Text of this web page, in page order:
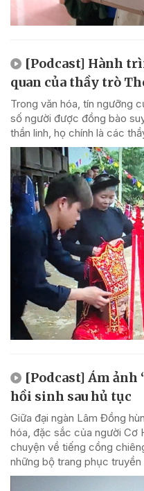
[Podcast] Hành
quan của thầy trò
Trong văn hóa, tín ngưỡng
số người được đồng bào
thần linh, họ chính là các
[Podcast] Ám ảnh
hồi sinh sau hủ tục
Giữa đại ngàn Lâm Đồng
hóa, đặc sắc của người Cơ
chuyện về tiếng cồng
những bộ trang phục